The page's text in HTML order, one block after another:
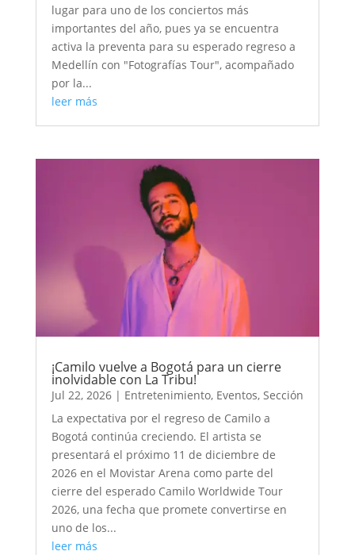
lugar para uno de los conciertos más
importantes del año, pues ya se encuentra
activa la preventa para su esperado regreso a
Medellín con "Fotografías Tour", acompañado
por la...
leer más
¡Camilo vuelve a Bogotá para un cierre
inolvidable con La Tribu!
Jul 22, 2026| Entretenimiento, Eventos, Sección
La expectativa por el regreso de Camilo a
Bogotá continúa creciendo. El artista se
presentará el próximo 11 de diciembre de
2026 en el Movistar Arena como parte del
cierre del esperado Camilo Worldwide Tour
2026, una fecha que promete convertirse en
uno de los...
leer más